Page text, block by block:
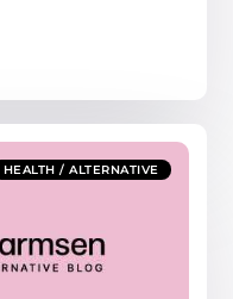
HEALTH / ALTERNATIVE